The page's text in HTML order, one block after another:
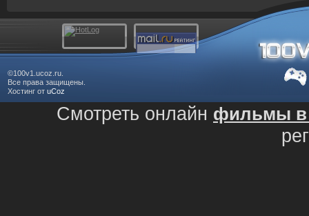
©100v1.ucoz.ru.
Все права защищены.
Хостинг от uCoz
Смотреть онлайн фильмы в